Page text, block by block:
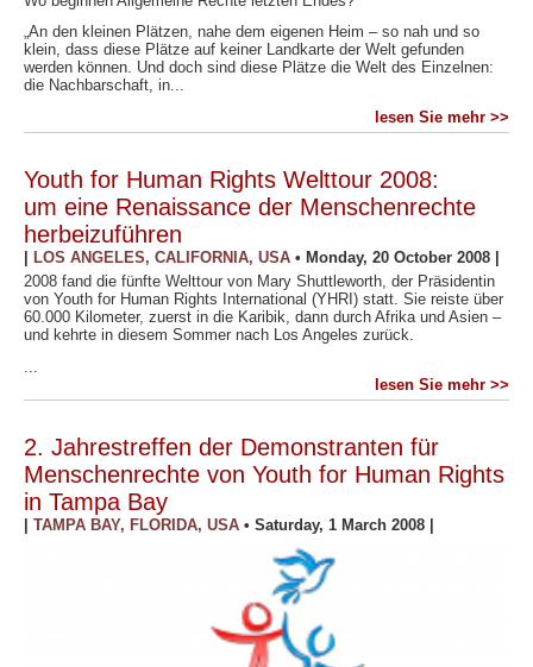
„An den kleinen Plätzen, nahe dem eigenen Heim – so nah und so
klein, dass diese Plätze auf keiner Landkarte der Welt gefunden
werden können. Und doch sind diese Plätze die Welt des Einzelnen:
die Nachbarschaft, in...
lesen Sie mehr >>
Youth for Human Rights Welttour 2008:
um eine Renaissance der Menschenrechte
herbeizuführen
LOS ANGELES, CALIFORNIA, USA • Monday, 20 October 2008
2008 fand die fünfte Welttour von Mary Shuttleworth, der Präsidentin
von Youth for Human Rights International (YHRI) statt. Sie reiste über
60.000 Kilometer, zuerst in die Karibik, dann durch Afrika und Asien –
und kehrte in diesem Sommer nach Los Angeles zurück.
lesen Sie mehr >>
2. Jahrestreffen der Demonstranten für
Menschenrechte von Youth for Human Rights
in Tampa Bay
TAMPA BAY, FLORIDA, USA • Saturday, 1 March 2008